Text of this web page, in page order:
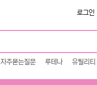
로그인
자주묻는질문 루테나 유틸리티